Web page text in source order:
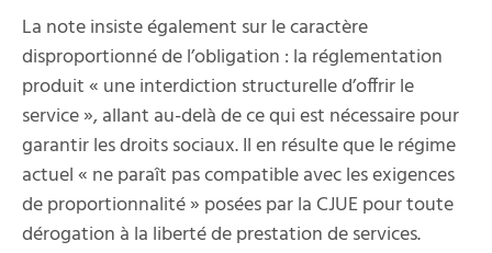
La note insiste également sur le caractère
disproportionné de l’obligation : la réglementation
produit « une interdiction structurelle d’offrir le
service », allant au-delà de ce qui est nécessaire pour
garantir les droits sociaux. Il en résulte que le régime
actuel « ne paraît pas compatible avec les exigences
de proportionnalité » posées par la CJUE pour toute
dérogation à la liberté de prestation de services.